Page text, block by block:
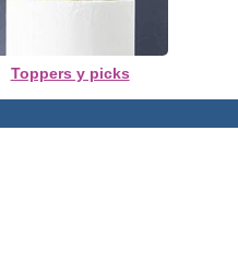
Toppers y picks